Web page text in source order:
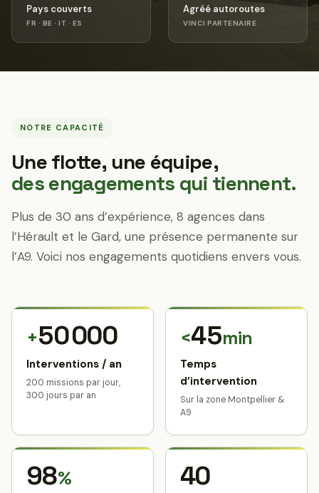
Pays couverts
FR · BE · IT · ES
Agréé autoroutes
VINCI PARTENAIRE
NOTRE CAPACITÉ
Une flotte, une équipe,
des engagements qui tiennent.
Plus de 30 ans d’expérience, 8 agences dans
l’Hérault et le Gard, une présence permanente sur
l’A9. Voici nos engagements quotidiens envers vous.
+50 000
Interventions / an
200 missions par jour,
300 jours par an
<45min
Temps
d’intervention
Sur la zone Montpellier &
A9
98% 40